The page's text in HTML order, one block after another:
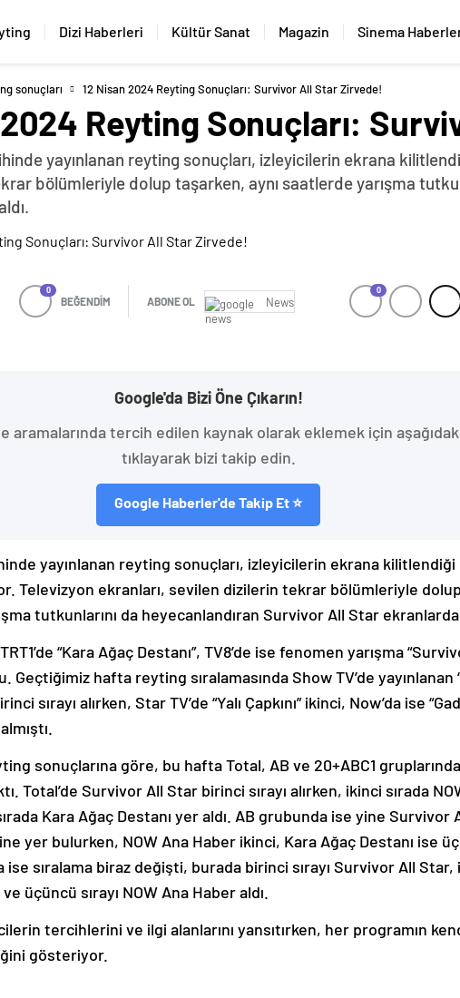
Dizi Haberleri Kültür Sanat Magazin Sinema
sonuçları 12 Nisan 2024 Reyting Sonuçları: Survivor All Star Zirvede!
Reyting Sonuçları:
yayınlanan reyting sonuçları, izleyicilerin ekrana
bölümleriyle dolup taşarken, aynı saatlerde yarışma
0
BEĞENDİM ABONE OL News
0
Google'da Bizi Öne Çıkarın!
aramalarında tercih edilen kaynak olarak eklemek için
tıklayarak bizi takip edin.
Google Haberler'de Takip Et ⭐
yayınlanan reyting sonuçları, izleyicilerin ekrana kilitlendiği
Televizyon ekranları, sevilen dizilerin tekrar bölümleriyle
tutkunlarını da heyecanlandıran Survivor All Star
TRT1’de “Kara Ağaç Destanı”, TV8’de ise fenomen yarışma
hafta reyting sıralamasında Show TV’de yayınlanan
sırayı alırken, Star TV’de “Yalı Çapkını” ikinci, Now’da ise
sonuçlarına göre, bu hafta Total, AB ve 20+ABC1
Total’de Survivor All Star birinci sırayı alırken, ikinci sırada
Kara Ağaç Destanı yer aldı. AB grubunda ise yine Survivor
yer bulurken, NOW Ana Haber ikinci, Kara Ağaç Destanı ise
ise sıralama biraz değişti, burada birinci sırayı Survivor All Star,
üçüncü sırayı NOW Ana Haber aldı.
tercihlerini ve ilgi alanlarını yansıtırken, her programın
gösteriyor.